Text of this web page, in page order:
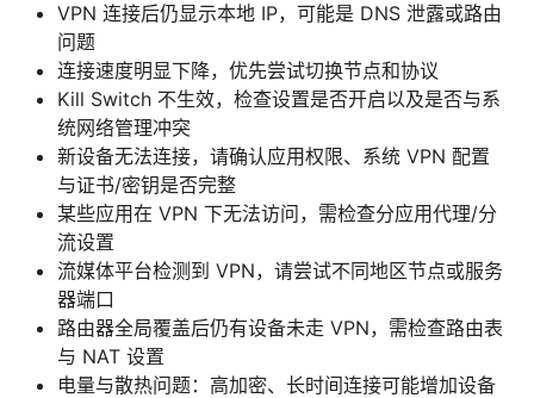
VPN 连接后仍显示本地 IP，可能是 DNS 泄露或路由
问题
连接速度明显下降，优先尝试切换节点和协议
Kill Switch 不生效，检查设置是否开启以及是否与系
统网络管理冲突
新设备无法连接，请确认应用权限、系统 VPN 配置
与证书/密钥是否完整
某些应用在 VPN 下无法访问，需检查分应用代理/分
流设置
流媒体平台检测到 VPN，请尝试不同地区节点或服务
器端口
路由器全局覆盖后仍有设备未走 VPN，需检查路由表
与 NAT 设置
电量与散热问题：高加密、长时间连接可能增加设备